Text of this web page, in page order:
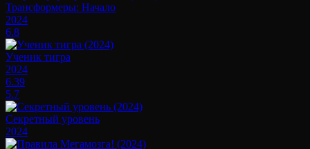
Трансформеры: Начало
2024
6.8
Ученик тигра
2024
6.39
5.7
Секретный уровень
2024